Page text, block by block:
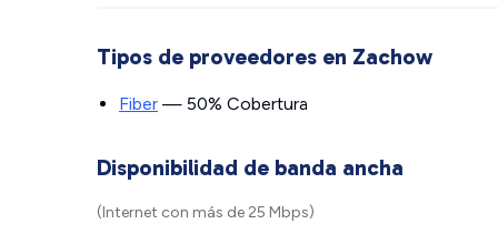
Tipos de proveedores en Zachow
Fiber — 50% Cobertura
Disponibilidad de banda ancha
(Internet con más de 25 Mbps)